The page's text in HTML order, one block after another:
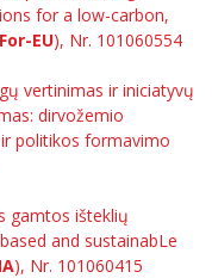
(HET) sistemų
for a low-carbon,
EU), Nr. 101060554
vertinimas ir iniciatyvų
dirvožemio
politikos formavimo
gamtos išteklių
and sustainabLe
), Nr. 101060415